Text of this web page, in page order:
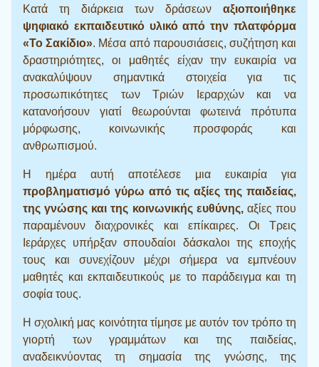
Κατά τη διάρκεια των δράσεων αξιοποιήθηκε
ψηφιακό εκπαιδευτικό υλικό από την πλατφόρμα
«Το Σακίδιο». Μέσα από παρουσιάσεις, συζήτηση και
δραστηριότητες, οι μαθητές είχαν την ευκαιρία να
ανακαλύψουν σημαντικά στοιχεία για τις
προσωπικότητες των Τριών Ιεραρχών και να
κατανοήσουν γιατί θεωρούνται φωτεινά πρότυπα
μόρφωσης, κοινωνικής προσφοράς και
ανθρωπισμού.
Η ημέρα αυτή αποτέλεσε μια ευκαιρία για
προβληματισμό γύρω από τις αξίες της παιδείας,
της γνώσης και της κοινωνικής ευθύνης,αξίες που
παραμένουν διαχρονικές και επίκαιρες. Οι Τρεις
Ιεράρχες υπήρξαν σπουδαίοι δάσκαλοι της εποχής
τους και συνεχίζουν μέχρι σήμερα να εμπνέουν
μαθητές και εκπαιδευτικούς με το παράδειγμα και τη
σοφία τους.
Η σχολική μας κοινότητα τίμησε με αυτόν τον τρόπο τη
γιορτή των γραμμάτων και της παιδείας,
αναδεικνύοντας τη σημασία της γνώσης, της